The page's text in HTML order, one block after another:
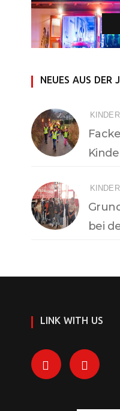
NEUES AUS DER
bei
LINK WITH US